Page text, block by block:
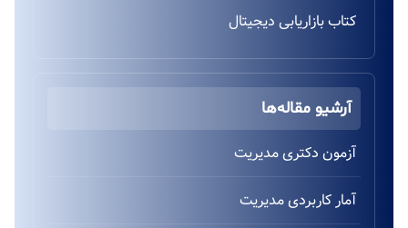
کتاب بازاریابی دیجیتال
آرشیو مقاله‌ها
آزمون دکتری مدیریت
آمار کاربردی مدیریت